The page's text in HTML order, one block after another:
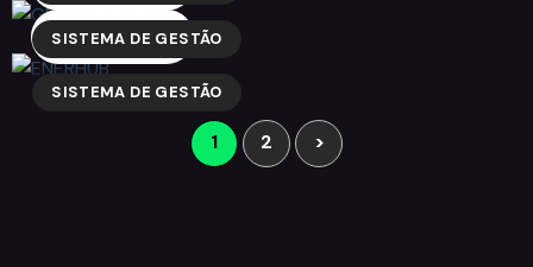
SISTEMA DE GESTÃO
SISTEMA DE GESTÃO
SAIBA MAIS
1 2 >